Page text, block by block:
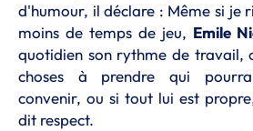
d'humour, il déclare : Même si je
moins de temps de jeu, Emile
quotidien son rythme de travail,
choses à prendre qui
convenir, ou si tout lui est
dit respect.